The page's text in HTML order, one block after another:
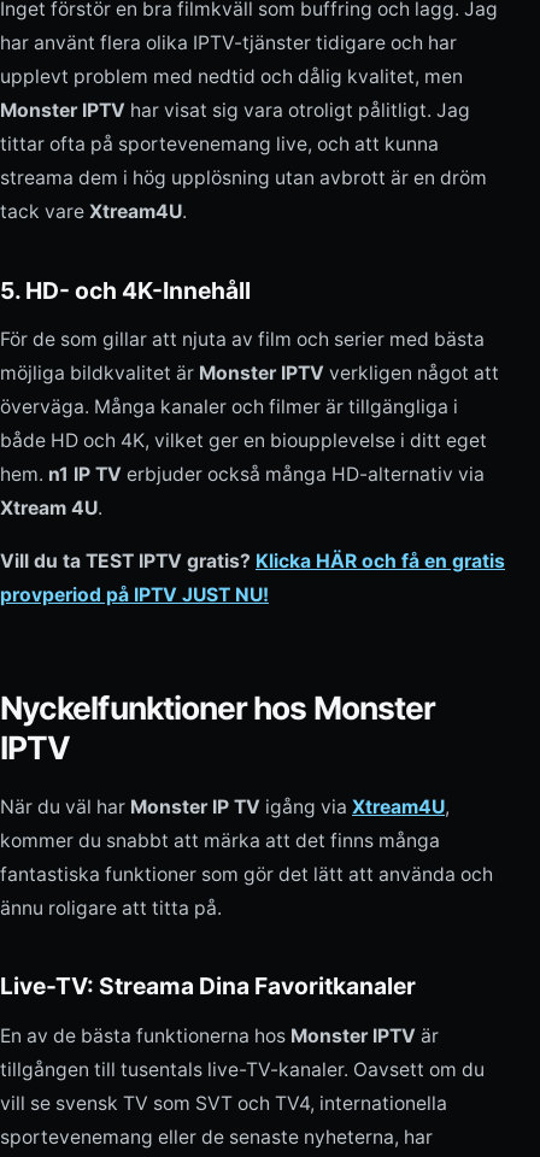
Inget förstör en bra filmkväll som buffring och lagg. Jag
har använt flera olika IPTV-tjänster tidigare och har
upplevt problem med nedtid och dålig kvalitet, men
Monster IPTV har visat sig vara otroligt pålitligt. Jag
tittar ofta på sportevenemang live, och att kunna
streama dem i hög upplösning utan avbrott är en dröm
tack vare Xtream4U.
5. HD- och 4K-Innehåll
För de som gillar att njuta av film och serier med bästa
möjliga bildkvalitet är Monster IPTV verkligen något att
överväga. Många kanaler och filmer är tillgängliga i
både HD och 4K, vilket ger en bioupplevelse i ditt eget
hem. n1 IP TV erbjuder också många HD-alternativ via
Xtream 4U.
Vill du ta TEST IPTV gratis? Klicka HÄR och få en gratis
provperiod på IPTV JUST NU!
Nyckelfunktioner hos Monster
IPTV
När du väl har Monster IP TV igång via Xtream4U,
kommer du snabbt att märka att det finns många
fantastiska funktioner som gör det lätt att använda och
ännu roligare att titta på.
Live-TV: Streama Dina Favoritkanaler
En av de bästa funktionerna hos Monster IPTV är
tillgången till tusentals live-TV-kanaler. Oavsett om du
vill se svensk TV som SVT och TV4, internationella
sportevenemang eller de senaste nyheterna, har